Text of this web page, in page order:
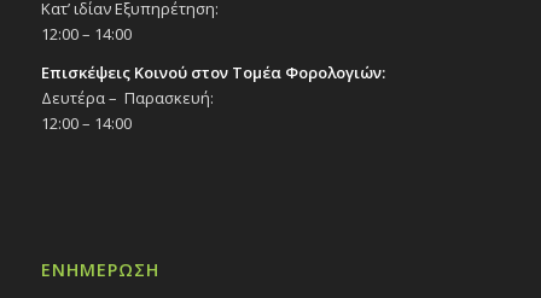
Κατ’ ιδίαν Εξυπηρέτηση:
12:00 – 14:00
Επισκέψεις Κοινού στον Τομέα Φορολογιών:
Δευτέρα – Παρασκευή:
12:00 – 14:00
ΕΝΗΜΕΡΩΣΗ